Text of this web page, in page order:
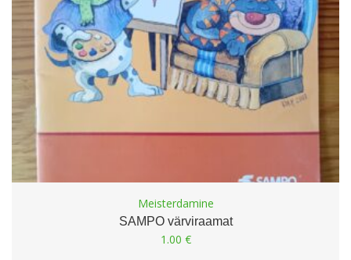
Meisterdamine
SAMPO värviraamat
1.00 €